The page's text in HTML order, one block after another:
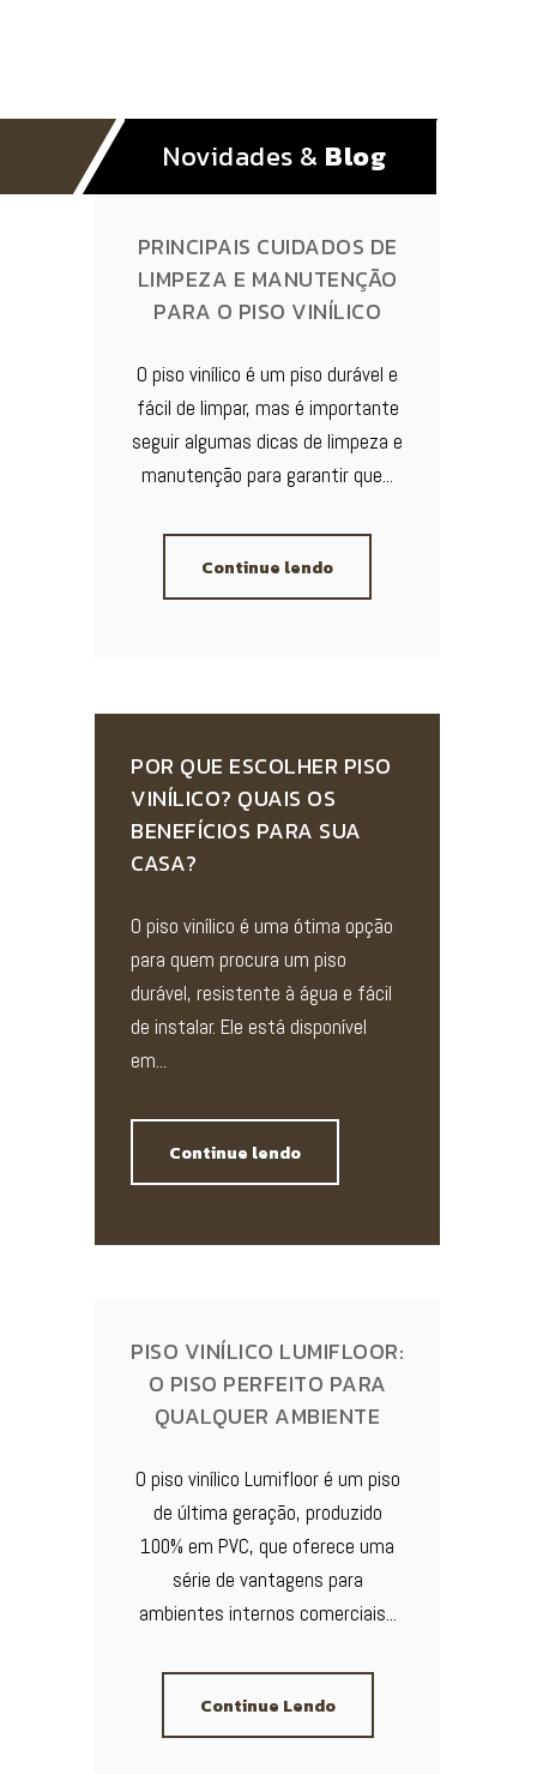
Novidades & Blog
PRINCIPAIS CUIDADOS DE
LIMPEZA E MANUTENÇÃO
PARA O PISO VINÍLICO
O piso vinílico é um piso durável e
fácil de limpar, mas é importante
seguir algumas dicas de limpeza e
manutenção para garantir que...
Continue lendo
POR QUE ESCOLHER PISO
VINÍLICO? QUAIS OS
BENEFÍCIOS PARA SUA
CASA?
O piso vinílico é uma ótima opção
para quem procura um piso
durável, resistente à água e fácil
de instalar. Ele está disponível
em...
Continue lendo
PISO VINÍLICO LUMIFLOOR:
O PISO PERFEITO PARA
QUALQUER AMBIENTE
O piso vinílico Lumifloor é um piso
de última geração, produzido
100% em PVC, que oferece uma
série de vantagens para
ambientes internos comerciais...
Continue Lendo